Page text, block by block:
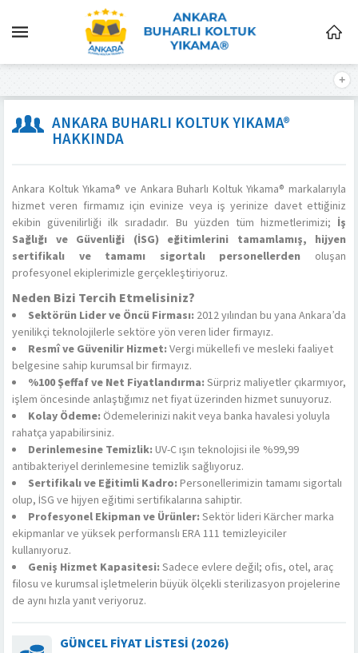
ANKARA BUHARLI KOLTUK YIKAMA®
HAKKINDA
Ankara Koltuk Yıkama® ve Ankara Buharlı Koltuk Yıkama® markalarıyla
hizmet veren firmamız için evinize veya iş yerinize davet ettiğiniz
ekibin güvenilirliği ilk sıradadır. Bu yüzden tüm hizmetlerimizi; İş
Sağlığı ve Güvenliği (İSG) eğitimlerini tamamlamış, hijyen
sertifikalı ve tamamı sigortalı personellerden oluşan
profesyonel ekiplerimizle gerçekleştiriyoruz.
Neden Bizi Tercih Etmelisiniz?
Sektörün Lider ve Öncü Firması: 2012 yılından bu yana Ankara’da
yenilikçi teknolojilerle sektöre yön veren lider firmayız.
Resmî ve Güvenilir Hizmet: Vergi mükellefi ve mesleki faaliyet
belgesine sahip kurumsal bir firmayız.
%100 Şeffaf ve Net Fiyatlandırma: Sürpriz maliyetler çıkarmıyor,
işlem öncesinde anlaştığımız net fiyat üzerinden hizmet sunuyoruz.
Kolay Ödeme: Ödemelerinizi nakit veya banka havalesi yoluyla
rahatça yapabilirsiniz.
Derinlemesine Temizlik: UV-C ışın teknolojisi ile %99,99
antibakteriyel derinlemesine temizlik sağlıyoruz.
Sertifikalı ve Eğitimli Kadro: Personellerimizin tamamı sigortalı
olup, İSG ve hijyen eğitimi sertifikalarına sahiptir.
Profesyonel Ekipman ve Ürünler: Sektör lideri Kärcher marka
ekipmanlar ve yüksek performanslı ERA 111 temizleyiciler
kullanıyoruz.
Geniş Hizmet Kapasitesi: Sadece evlere değil; ofis, otel, araç
filosu ve kurumsal işletmelerin büyük ölçekli sterilizasyon projelerine
de aynı hızla yanıt veriyoruz.
GÜNCEL FİYAT LİSTESİ (2026)